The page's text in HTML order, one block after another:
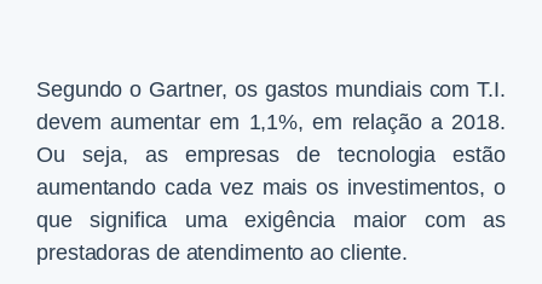
Segundo o Gartner, os gastos mundiais com T.I.
devem aumentar em 1,1%, em relação a 2018.
Ou seja, as empresas de tecnologia estão
aumentando cada vez mais os investimentos, o
que significa uma exigência maior com as
prestadoras de atendimento ao cliente.